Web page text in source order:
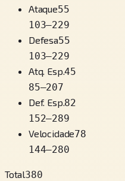
Ataque55
103–229
Defesa55
103–229
Atq. Esp.45
85–207
Def. Esp.82
152–289
Velocidade78
144–280
Total380